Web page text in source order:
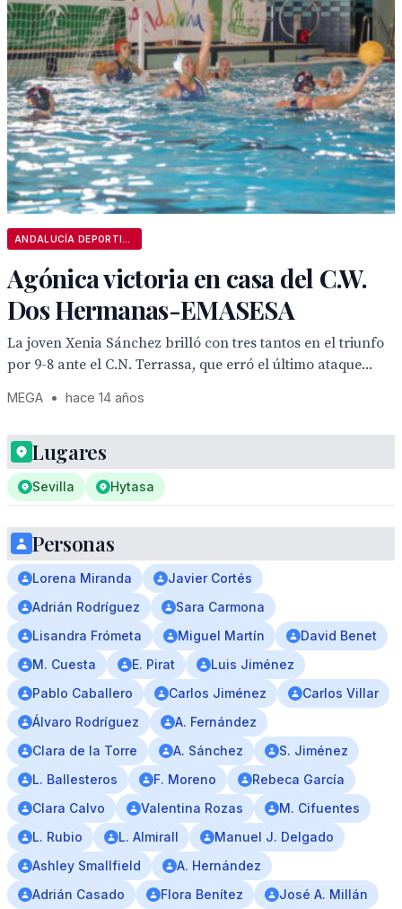
Agónica victoria en casa del C.W.
Dos Hermanas-EMASESA
La joven Xenia Sánchez brilló con tres tantos en el triunfo
por 9-8 ante el C.N. Terrassa, que erró el último ataque...
MEGA • hace 14 años
Lugares
Sevilla Hytasa
Personas
Lorena Miranda
Javier Cortés
Adrián Rodríguez
Sara Carmona
Lisandra Frómeta
Miguel Martín
David Benet
M. Cuesta
E. Pirat
Luis Jiménez
Pablo Caballero
Carlos Jiménez
Carlos Villar
Álvaro Rodríguez
A. Fernández
Clara de la Torre
A. Sánchez
S. Jiménez
L. Ballesteros
F. Moreno
Rebeca García
Clara Calvo
Valentina Rozas
M. Cifuentes
L. Rubio
L. Almirall
Manuel J. Delgado
Ashley Smallfield
A. Hernández
Adrián Casado
Flora Benítez
José A. Millán